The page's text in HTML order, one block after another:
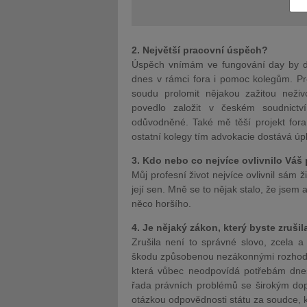
2. Největší pracovní úspěch?
Úspěch vnímám ve fungování day by
dnes v rámci fora i pomoc kolegům.
soudu prolomit nějakou zažitou
povedlo založit v českém
odůvodněné. Také mě těší projekt
ostatní kolegy tím advokacie dostává
3. Kdo nebo co nejvíce ovlivnilo Váš
Můj profesní život nejvíce ovlivnil sám
její sen. Mně se to nějak stalo, že jsem
něco horšího.
4. Je nějaký zákon, který byste
Zrušila není to správné slovo, zcela
škodu způsobenou nezákonnými
která vůbec neodpovídá potřebám
řada právních problémů se širokým
otázkou odpovědnosti státu za soudce,
JUDr. Tomáš Nielsen
JUDr.
Kurzy